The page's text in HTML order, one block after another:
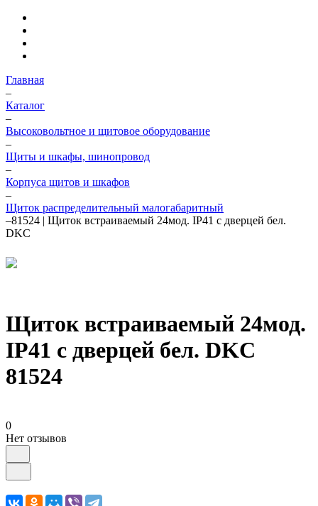
Главная
–
Каталог
–
Высоковольтное и щитовое оборудование
–
Щиты и шкафы, шинопровод
–
Корпуса щитов и шкафов
–
Щиток распределительный малогабаритный
–81524 | Щиток встраиваемый 24мод. IP41 с дверцей бел.
DKC
Щиток встраиваемый 24мод.
IP41 с дверцей бел. DKC
81524
0
Нет отзывов